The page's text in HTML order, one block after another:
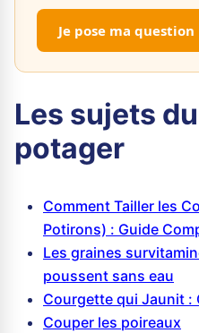
Je pose ma
Les sujets
potager
Comment Tailler les
Potirons) : Guide
Les graines
poussent sans eau
Courgette qui Jaunit :
Couper les poireaux